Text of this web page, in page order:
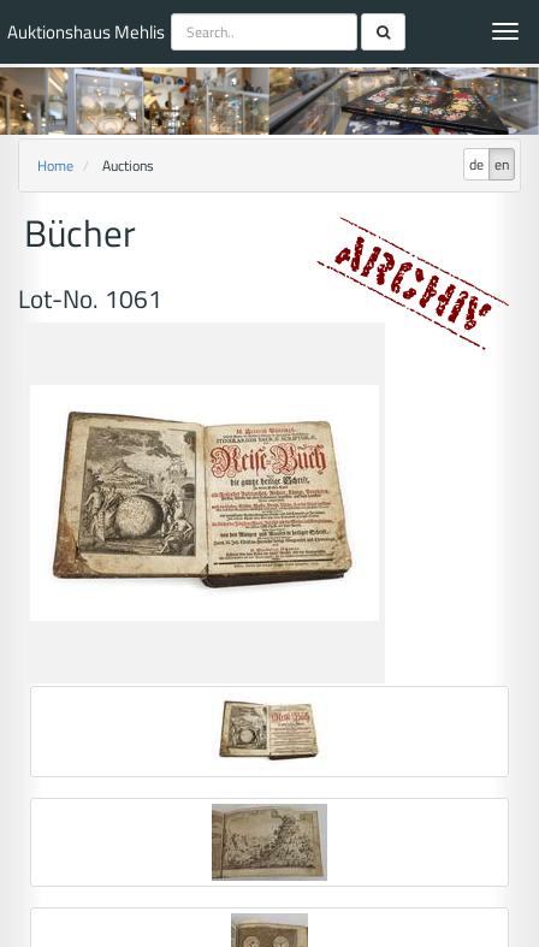
Auktionshaus Mehlis
de en
Home Auctions
Bücher
Lot-No. 1061